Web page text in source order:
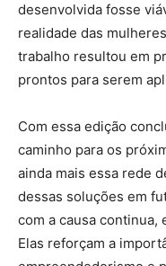
desenvolvida fosse
realidade das
trabalho resultou em
prontos para serem
Com essa edição
caminho para os
ainda mais essa rede
dessas soluções em
com a causa continua,
Elas reforçam a